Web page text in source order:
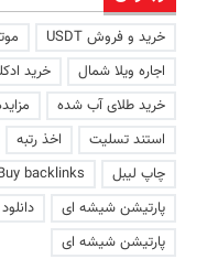
خرید و فروش USDT
اجاره ویلا شمال
خرید
خرید طلای آب شده
استند تسلیت
اخذ رتبه
چاپ لیبل
backlinks
پارتیشن شیشه ای
پارتیشن شیشه ای